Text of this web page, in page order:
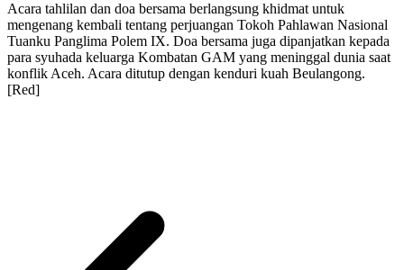
Acara tahlilan dan doa bersama berlangsung khidmat untuk
mengenang kembali tentang perjuangan Tokoh Pahlawan Nasional
Tuanku Panglima Polem IX. Doa bersama juga dipanjatkan kepada
para syuhada keluarga Kombatan GAM yang meninggal dunia saat
konflik Aceh. Acara ditutup dengan kenduri kuah Beulangong.
[Red]